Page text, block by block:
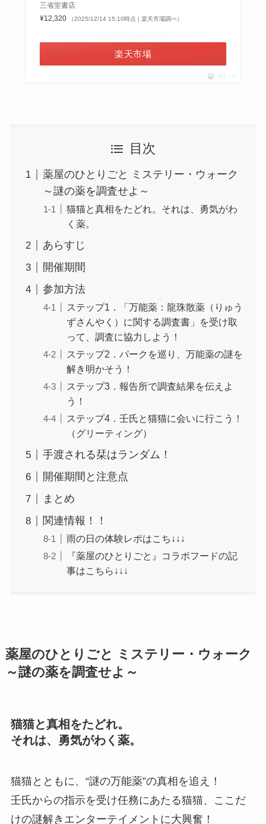
三省堂書店
¥12,320
（2025/12/14 15:10時点 | 楽天市場調べ）
楽天市場
ポチップ
目次
薬屋のひとりごと ミステリー・ウォーク
～謎の薬を調査せよ～
猫猫と真相をたどれ。それは、勇気がわ
く薬。
あらすじ
開催期間
参加方法
ステップ1．「万能薬：龍珠散薬（りゅう
ずさんやく）に関する調査書」を受け取
って、調査に協力しよう！
ステップ2．パークを巡り、万能薬の謎を
解き明かそう！
ステップ3．報告所で調査結果を伝えよ
う！
ステップ4．壬氏と猫猫に会いに行こう！
（グリーティング）
手渡される栞はランダム！
開催期間と注意点
まとめ
関連情報！！
雨の日の体験レポはこち↓↓↓
『薬屋のひとりごと』コラボフードの記
事はこちら↓↓↓
薬屋のひとりごと ミステリー・ウォーク
～謎の薬を調査せよ～
猫猫と真相をたどれ。
それは、勇気がわく薬。
猫猫とともに、“謎の万能薬”の真相を追え！
壬氏からの指示を受け任務にあたる猫猫、ここだ
けの謎解きエンターテイメントに大興奮！